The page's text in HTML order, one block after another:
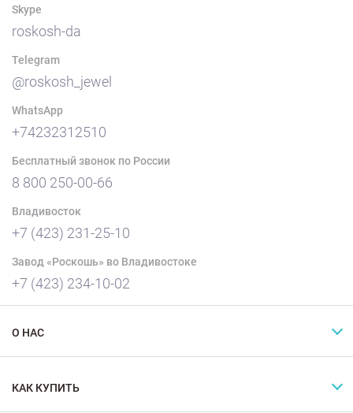
Skype
roskosh-da
Telegram
@roskosh_jewel
WhatsApp
+74232312510
Бесплатный звонок по России
8 800 250-00-66
Владивосток
+7 (423) 231-25-10
Завод «Роскошь» во Владивостоке
+7 (423) 234-10-02
О НАС
КАК КУПИТЬ